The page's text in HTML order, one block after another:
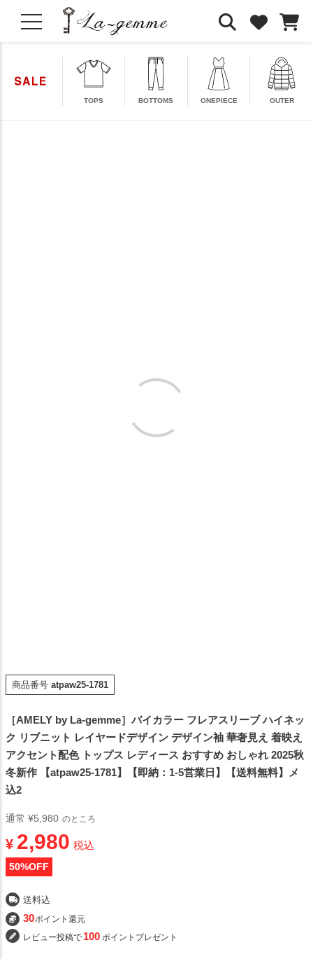
TOPS BOTTOMS ONEPIECE OUTER
商品番号 atpaw25-1781
［AMELY by La-gemme］バイカラー フレアスリーブ ハイネッ
ク リブニット レイヤードデザイン デザイン袖 華奢見え 着映え
アクセント配色 トップス レディース おすすめ おしゃれ 2025秋
冬新作 【atpaw25-1781】【即納：1-5営業日】【送料無料】メ
込2
通常 ¥5,980 のところ
¥ 2,980 税込
50%OFF
送料込
30ポイント還元
レビュー投稿で 100 ポイントプレゼント